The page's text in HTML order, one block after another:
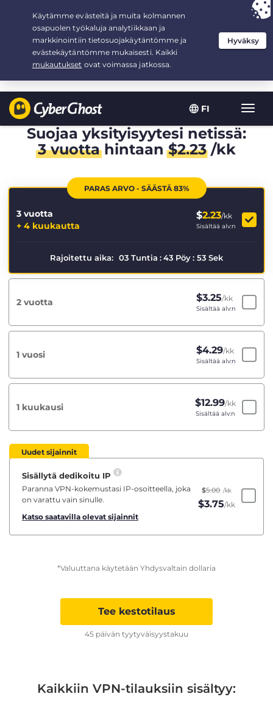
FI
Your choice:The Best Deal for 3.3333333333333-years at $
/month
Suojaa yksityisyytesi netissä:
3 vuottahintaan$2.23/kk
PARAS ARVO - SÄÄSTÄ 83%
3 vuotta
+ 4 kuukautta
$2.23/kk
Sisältää alv:n
Rajoitettu aika: 03 Tuntia :43 Pöy: 53 Sek
2 vuotta $3.25/kk
Sisältää alv:n
1 vuosi $4.29/kk
Sisältää alv:n
1 kuukausi $12.99/kk
Sisältää alv:n
Uudet sijainnit
Sisällytä dedikoitu IP
Paranna VPN-kokemustasi IP-osoitteella, joka
on varattu vain sinulle.
Katso saatavilla olevat sijainnit
$5.00 /kk
$3.75/kk
*Valuuttana käytetään Yhdysvaltain dollaria
Tee kestotilaus
45 päivän tyytyväisyystakuu
Kaikkiin VPN-tilauksiin sisältyy: